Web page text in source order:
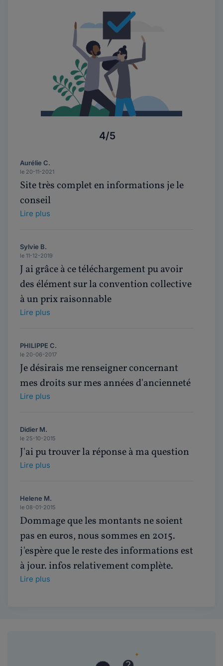
4/5
Aurélie C.
le 20-11-2021
Site très complet en informations je le
conseil
Lire plus
Sylvie B.
le 11-12-2019
J ai grâce à ce téléchargement pu avoir
des élément sur la convention collective
à un prix raisonnable
Lire plus
PHILIPPE C.
le 20-06-2017
Je désirais me renseigner concernant
mes droits sur mes années d'ancienneté
Lire plus
Didier M.
le 25-10-2015
J'ai pu trouver la réponse à ma question
Lire plus
Helene M.
le 08-01-2015
Dommage que les montants ne soient
pas en euros, nous sommes en 2015.
j'espère que le reste des informations est
à jour. infos relativement complète.
Lire plus